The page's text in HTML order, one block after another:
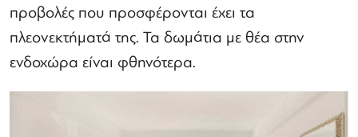
προβολές που προσφέρονται έχει τα
πλεονεκτήματά της. Τα δωμάτια με θέα στην
ενδοχώρα είναι φθηνότερα.